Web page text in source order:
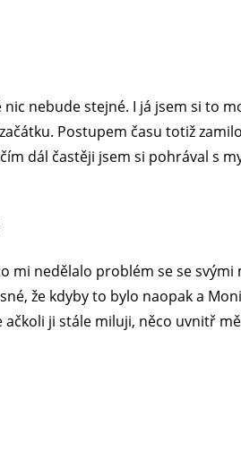
nebude stejné. I já jsem si to
Postupem času totiž
dál častěji jsem si pohrával s
mi nedělalo problém se se
že kdyby to bylo naopak a
ji stále miluji, něco uvnitř